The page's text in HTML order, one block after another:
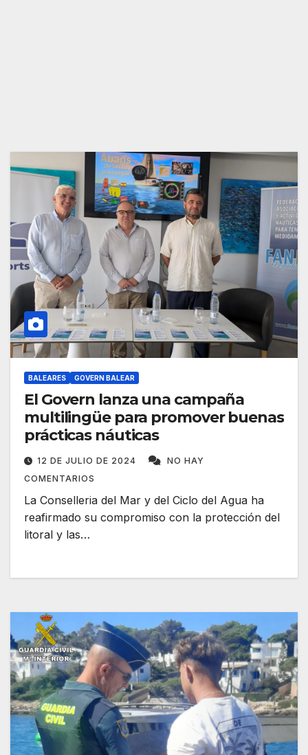
BALEARES GOVERN BALEAR
El Govern lanza una campaña
multilingüe para promover buenas
prácticas náuticas
12 DE JULIO DE 2024
NO HAY
COMENTARIOS
La Conselleria del Mar y del Ciclo del Agua ha
reafirmado su compromiso con la protección del
litoral y las…